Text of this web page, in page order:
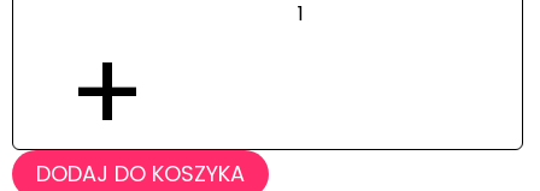
+
DODAJ DO KOSZYKA